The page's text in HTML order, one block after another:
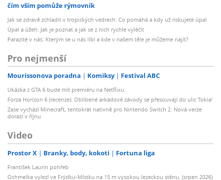
čím vším pomůže rýmovník
Jak se zdravě zchladit v tropických vedrech: Co pomáhá a kdy už riskujete úpal
Úpal a úžeh: Jak je poznat a jak se z nich rychle vyléčit
Parazité v nás: Kterým se u nás líbí a kde v našem těle je můžeme najít?
Pro nejmenší
Mourissonova poradna Komiksy Festival ABC
Ukázka z GTA 6 bude mít premiéru na Netflixu
Forza Horizon 6 (recenze): Oblíbené arkádové závody se přesouvají do ulic Tokia!
Zase vychází Minecraft, tentokrát nativně pro Nintendo Switch 2. Nová verze
dorazí v říjnu
Video
Prostor X Branky, body, kokoti Fortuna liga
František Laurin pohřeb
Ochmelka vylezl ve Frýdku-Místku na 15 m vysokou lezeckou stěnu. (srpen 2026)